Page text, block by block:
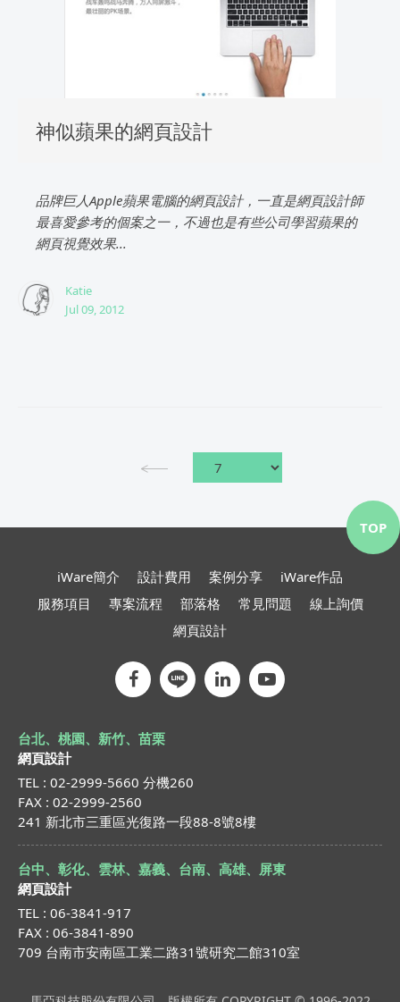
神似蘋果的網頁設計
品牌巨人Apple蘋果電腦的網頁設計，一直是網頁設計師
最喜愛參考的個案之一，不過也是有些公司學習蘋果的
網頁視覺效果...
Katie
Jul 09, 2012
iWare簡介 設計費用 案例分享
iWare作品
服務項目
專案流程 部落格 常見問題
線上詢價
網頁設計
台北、桃園、新竹、苗栗
網頁設計
TEL : 02-2999-5660 分機260
FAX : 02-2999-2560
241 新北市三重區光復路一段88-8號8樓
台中、彰化、雲林、嘉義、台南、高雄、屏東
網頁設計
TEL : 06-3841-917
FAX : 06-3841-890
709 台南市安南區工業二路31號研究二館310室
TOP